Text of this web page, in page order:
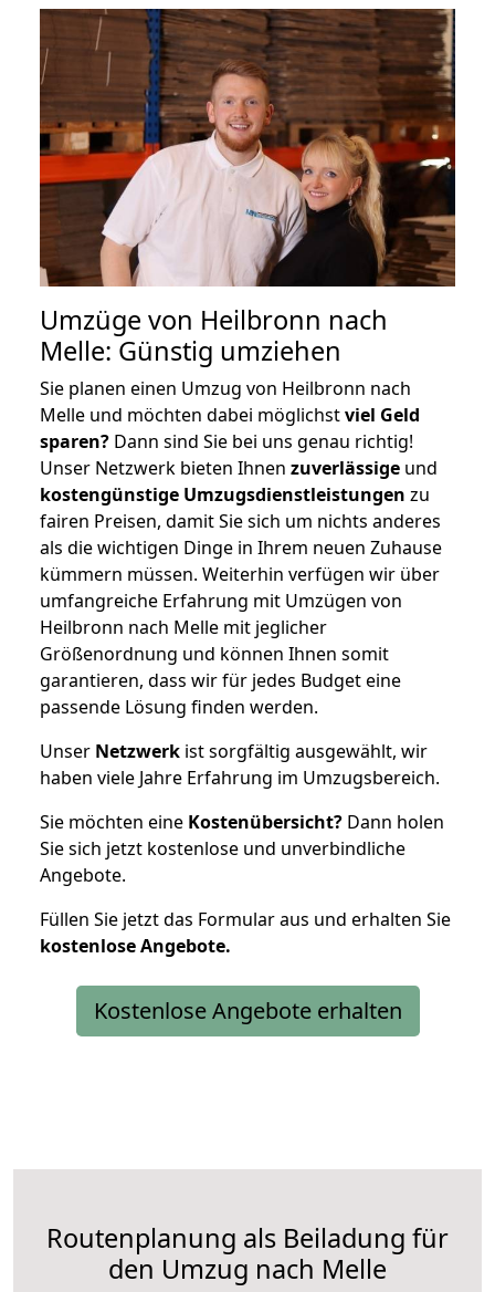
Umzüge von Heilbronn nach
Melle: Günstig umziehen
Sie planen einen Umzug von Heilbronn nach
Melle und möchten dabei möglichstviel Geld
sparen? Dann sind Sie bei uns genau richtig!
Unser Netzwerk bieten Ihnen zuverlässige und
kostengünstige Umzugsdienstleistungen zu
fairen Preisen, damit Sie sich um nichts anderes
als die wichtigen Dinge in Ihrem neuen Zuhause
kümmern müssen. Weiterhin verfügen wir über
umfangreiche Erfahrung mit Umzügen von
Heilbronn nach Melle mit jeglicher
Größenordnung und können Ihnen somit
garantieren, dass wir für jedes Budget eine
passende Lösung finden werden.
Unser Netzwerk ist sorgfältig ausgewählt, wir
haben viele Jahre Erfahrung im Umzugsbereich.
Sie möchten eine Kostenübersicht? Dann holen
Sie sich jetzt kostenlose und unverbindliche
Angebote.
Füllen Sie jetzt das Formular aus und erhalten Sie
kostenloseAngebote.
Kostenlose Angebote erhalten
Routenplanung als Beiladung für
den Umzug nach Melle